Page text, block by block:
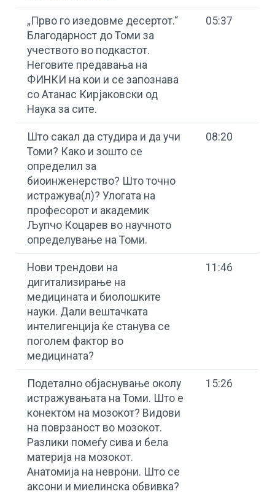
„Прво го изедовме десертот.“
Благодарност до Томи за
учеството во подкастот.
Неговите предавања на
ФИНКИ на кои и се запознава
со Атанас Кирјаковски од
Наука за сите.
05:37
Што сакал да студира и да учи
Томи? Како и зошто се
определил за
биоинженерство? Што точно
истражува(л)? Улогата на
професорот и академик
Љупчо Коцарев во научното
определување на Томи.
08:20
Нови трендови на
дигитализирање на
медицината и биолошките
науки. Дали вештачката
интелигенција ќе станува се
поголем фактор во
медицината?
11:46
Подетално објаснување околу
истражувањата на Томи. Што е
конектом на мозокот? Видови
на поврзаност во мозокот.
Разлики помеѓу сива и бела
материја на мозокот.
Анатомија на неврони. Што се
аксони и миелинска обвивка?
15:26